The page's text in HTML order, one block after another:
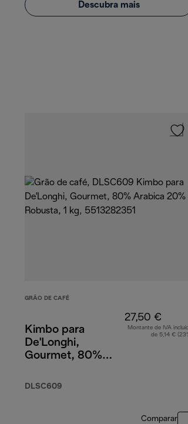
Descubra mais
GRÃO DE CAFÉ
Kimbo para
De'Longhi,
Gourmet, 80%
Robusta, 1 kg
DLSC609
27,50 €
Montante de IVA
de 5,14 €
Comparar